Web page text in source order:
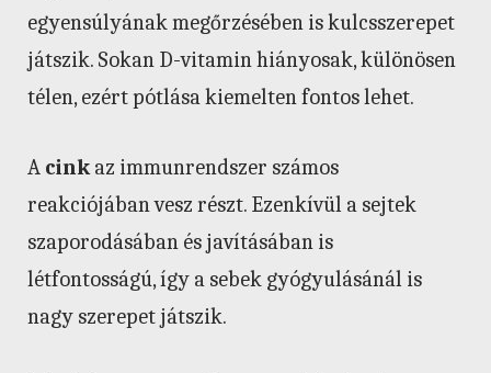
egyensúlyának megőrzésében is kulcsszerepet
játszik. Sokan D-vitamin hiányosak, különösen
télen, ezért pótlása kiemelten fontos lehet.
A cinkaz immunrendszer számos
reakciójában vesz részt. Ezenkívül a sejtek
szaporodásában és javításában is
létfontosságú, így a sebek gyógyulásánál is
nagy szerepet játszik.